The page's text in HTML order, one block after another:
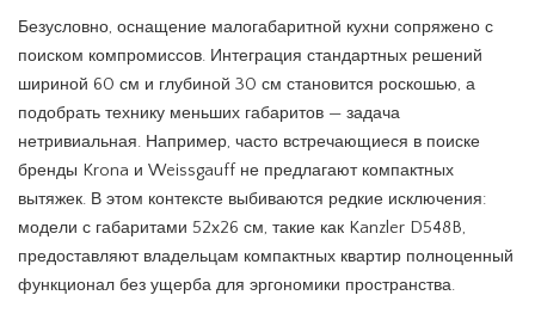
Безусловно, оснащение малогабаритной кухни сопряжено с
поиском компромиссов. Интеграция стандартных решений
шириной 60 см и глубиной 30 см становится роскошью, а
подобрать технику меньших габаритов — задача
нетривиальная. Например, часто встречающиеся в поиске
бренды Krona и Weissgauff не предлагают компактных
вытяжек. В этом контексте выбиваются редкие исключения:
модели с габаритами 52х26 см, такие как Kanzler D548B,
предоставляют владельцам компактных квартир полноценный
функционал без ущерба для эргономики пространства.